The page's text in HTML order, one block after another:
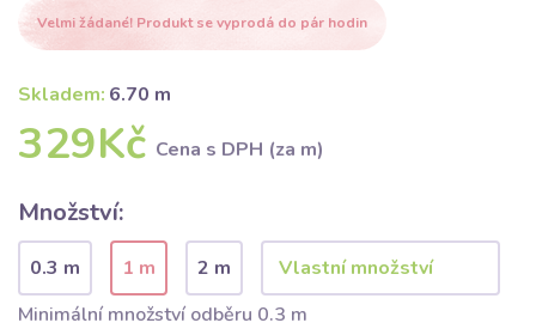
Velmi žádané! Produkt se vyprodá do pár hodin
Skladem: 6.70 m
329Kč Cena s DPH (za m)
Množství:
0.3 m 1 m
2 m
Minimální množství odběru 0.3 m